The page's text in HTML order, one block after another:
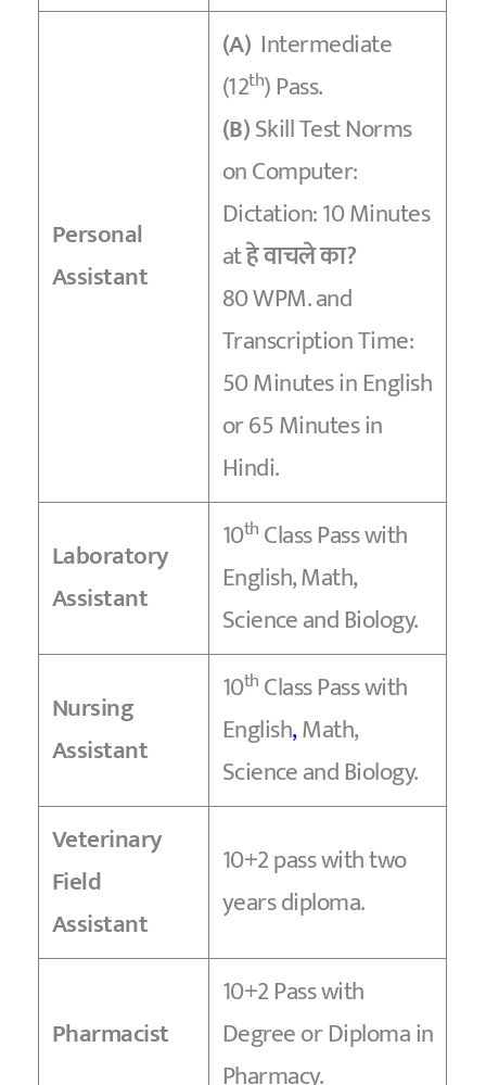
Personal
Assistant
(A) Intermediate
(12th) Pass.
(B)Skill Test Norms
on Computer:
Dictation: 10 Minutes
atहे वाचले का?
80 WPM. and
Transcription Time:
50 Minutes in English
or 65 Minutes in
Hindi.
Laboratory
Assistant
10th Class Pass with
English, Math,
Science and Biology.
Nursing
Assistant
10th Class Pass with
English,Math,
Science and Biology.
Veterinary
Field
Assistant
10+2 pass with two
years diploma.
Pharmacist
10+2 Pass with
Degree or Diploma in
Pharmacy.